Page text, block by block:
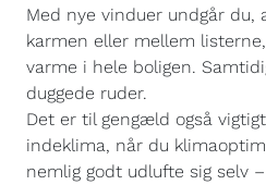
Med nye vinduer undgår
karmen eller mellem
varme i hele boligen.
duggede ruder.
Det er til gengæld også
indeklima, når du
nemlig godt udlufte sig selv